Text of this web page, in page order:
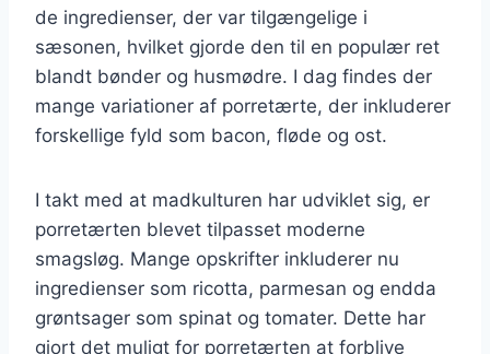
de ingredienser, der var tilgængelige i
sæsonen, hvilket gjorde den til en populær ret
blandt bønder og husmødre. I dag findes der
mange variationer af porretærte, der inkluderer
forskellige fyld som bacon, fløde og ost.
I takt med at madkulturen har udviklet sig, er
porretærten blevet tilpasset moderne
smagsløg. Mange opskrifter inkluderer nu
ingredienser som ricotta, parmesan og endda
grøntsager som spinat og tomater. Dette har
gjort det muligt for porretærten at forblive